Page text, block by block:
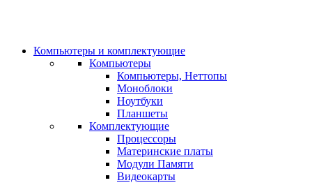
Компьютеры и комплектующие
Компьютеры
Компьютеры, Неттопы
Моноблоки
Ноутбуки
Планшеты
Комплектующие
Процессоры
Материнские платы
Модули Памяти
Видеокарты